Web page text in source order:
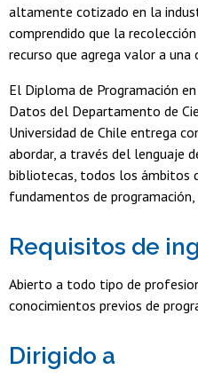
altamente cotizado en la
comprendido que la
recurso que agrega valor a una
El Diploma de Programación
Datos del Departamento de
Universidad de Chile entrega
abordar, a través del lenguaje
bibliotecas, todos los ámbitos
fundamentos de
Requisitos de
Abierto a todo tipo de
conocimientos previos de
Dirigido a